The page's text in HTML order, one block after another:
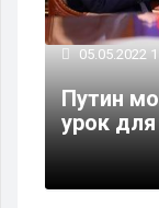
05.05.2022
Путин
урок